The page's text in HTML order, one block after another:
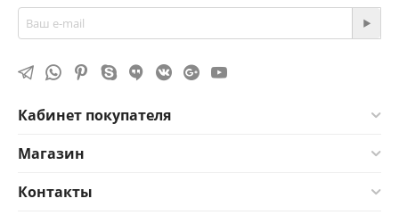
Кабинет покупателя
Магазин
Контакты